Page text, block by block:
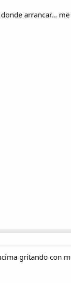
arrancar...
gritando con